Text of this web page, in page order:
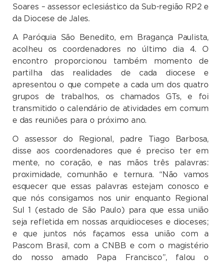
Soares – assessor eclesiástico da Sub-região RP2 e
da Diocese de Jales.
A Paróquia São Benedito, em Bragança Paulista,
acolheu os coordenadores no último dia 4. O
encontro proporcionou também momento de
partilha das realidades de cada diocese e
apresentou o que compete a cada um dos quatro
grupos de trabalhos, os chamados GTs, e foi
transmitido o calendário de atividades em comum
e das reuniões para o próximo ano.
O assessor do Regional, padre Tiago Barbosa,
disse aos coordenadores que é preciso ter em
mente, no coração, e nas mãos três palavras:
proximidade, comunhão e ternura. “Não vamos
esquecer que essas palavras estejam conosco e
que nós consigamos nos unir enquanto Regional
Sul 1 (estado de São Paulo) para que essa união
seja refletida em nossas arquidioceses e dioceses;
e que juntos nós façamos essa união com a
Pascom Brasil, com a CNBB e com o magistério
do nosso amado Papa Francisco”, falou o